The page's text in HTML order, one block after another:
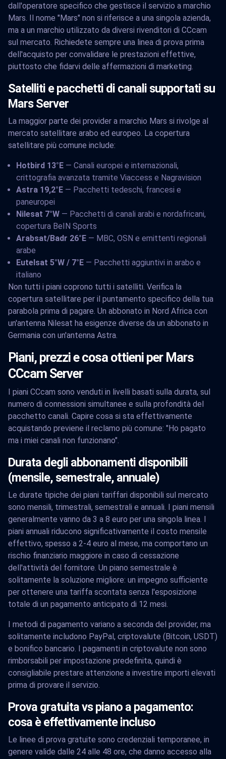
dall'operatore specifico che gestisce il servizio a marchio
Mars. Il nome "Mars" non si riferisce a una singola azienda,
ma a un marchio utilizzato da diversi rivenditori di CCcam
sul mercato. Richiedete sempre una linea di prova prima
dell'acquisto per convalidare le prestazioni effettive,
piuttosto che fidarvi delle affermazioni di marketing.
Satelliti e pacchetti di canali supportati su
Mars Server
La maggior parte dei provider a marchio Mars si rivolge al
mercato satellitare arabo ed europeo. La copertura
satellitare più comune include:
Hotbird 13°E — Canali europei e internazionali,
crittografia avanzata tramite Viaccess e Nagravision
Astra 19,2°E — Pacchetti tedeschi, francesi e
paneuropei
Nilesat 7°W — Pacchetti di canali arabi e nordafricani,
copertura BeIN Sports
Arabsat/Badr 26°E — MBC, OSN e emittenti regionali
arabe
Eutelsat 5°W / 7°E — Pacchetti aggiuntivi in arabo e
italiano
Non tutti i piani coprono tutti i satelliti. Verifica la
copertura satellitare per il puntamento specifico della tua
parabola prima di pagare. Un abbonato in Nord Africa con
un'antenna Nilesat ha esigenze diverse da un abbonato in
Germania con un'antenna Astra.
Piani, prezzi e cosa ottieni per Mars
CCcam Server
I piani CCcam sono venduti in livelli basati sulla durata, sul
numero di connessioni simultanee e sulla profondità del
pacchetto canali. Capire cosa si sta effettivamente
acquistando previene il reclamo più comune: "Ho pagato
ma i miei canali non funzionano".
Durata degli abbonamenti disponibili
(mensile, semestrale, annuale)
Le durate tipiche dei piani tariffari disponibili sul mercato
sono mensili, trimestrali, semestrali e annuali. I piani mensili
generalmente vanno da 3 a 8 euro per una singola linea. I
piani annuali riducono significativamente il costo mensile
effettivo, spesso a 2-4 euro al mese, ma comportano un
rischio finanziario maggiore in caso di cessazione
dell'attività del fornitore. Un piano semestrale è
solitamente la soluzione migliore: un impegno sufficiente
per ottenere una tariffa scontata senza l'esposizione
totale di un pagamento anticipato di 12 mesi.
I metodi di pagamento variano a seconda del provider, ma
solitamente includono PayPal, criptovalute (Bitcoin, USDT)
e bonifico bancario. I pagamenti in criptovalute non sono
rimborsabili per impostazione predefinita, quindi è
consigliabile prestare attenzione a investire importi elevati
prima di provare il servizio.
Prova gratuita vs piano a pagamento:
cosa è effettivamente incluso
Le linee di prova gratuite sono credenziali temporanee, in
genere valide dalle 24 alle 48 ore, che danno accesso alla